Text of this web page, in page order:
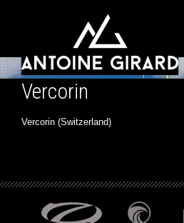
Vercorin
Vercorin (Switzerland)